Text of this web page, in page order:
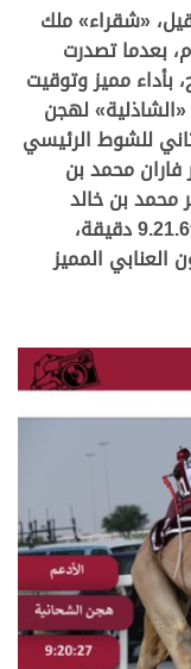
«شقراء» ملك
بعدما تصدرت
بأداء مميز وتوقيت
على «الشاذلية» لهجن
للشوط الرئيسي
المضمر فاران محمد بن
محمد بن خالد
العطية في المركز الثالث بتوقيت قدره 9.21.69 دقيقة،
المميز